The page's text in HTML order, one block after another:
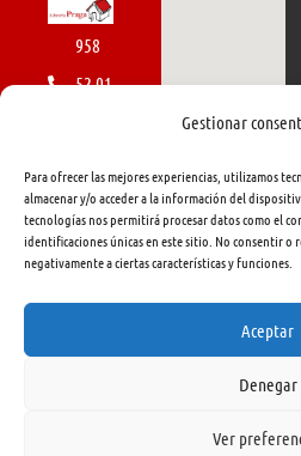
Gestionar
Para ofrecer las mejores experiencias, utilizamos
almacenar y/o acceder a la información del
tecnologías nos permitirá procesar datos como el
identificaciones únicas en este sitio. No consentir
negativamente a ciertas características y funciones.
Aceptar
Denegar
Ver
958
52 01
462
415
info@libreriapraga.com
Gracia,